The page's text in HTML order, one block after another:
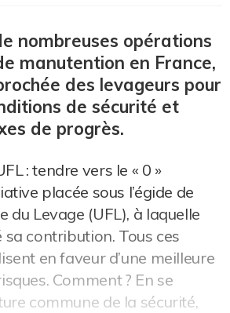
nombreuses opérations
manutention en France,
des levageurs pour
de sécurité et
de progrès.
: tendre vers le « 0 »
placée sous l’égide de
du Levage (UFL), à laquelle
sa contribution. Tous ces
en faveur d’une meilleure
Comment ? En se
commune de la sécurité,